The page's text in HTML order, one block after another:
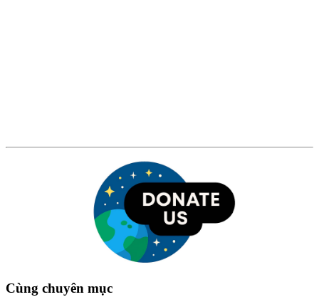
Cùng chuyên mục